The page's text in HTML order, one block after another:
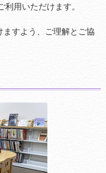
用いただけます。
すよう、ご理解とご協